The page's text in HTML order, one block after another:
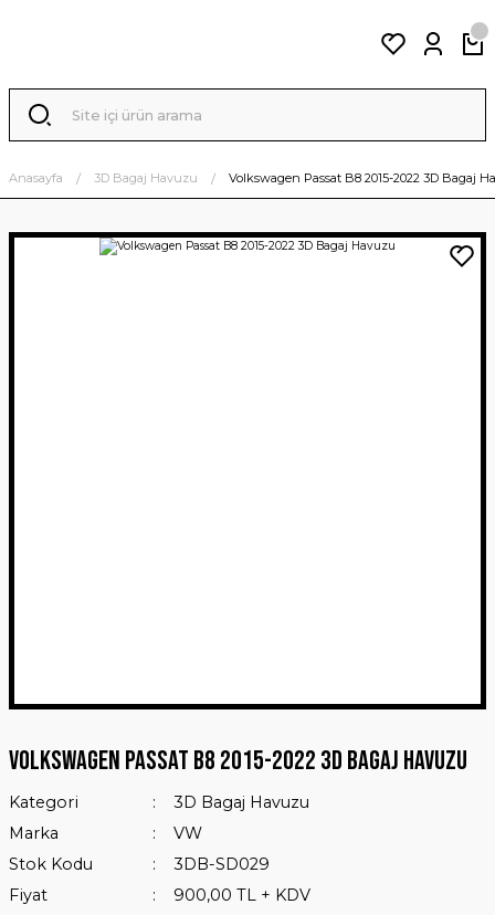
Anasayfa 3D Bagaj Havuzu Volkswagen Passat B8 2015-2022 3D Bagaj
Volkswagen Passat B8 2015-2022 3D Bagaj Havuzu
Kategori
3D Bagaj Havuzu
Marka
VW
Stok Kodu
3DB-SD029
Fiyat
900,00 TL + KDV